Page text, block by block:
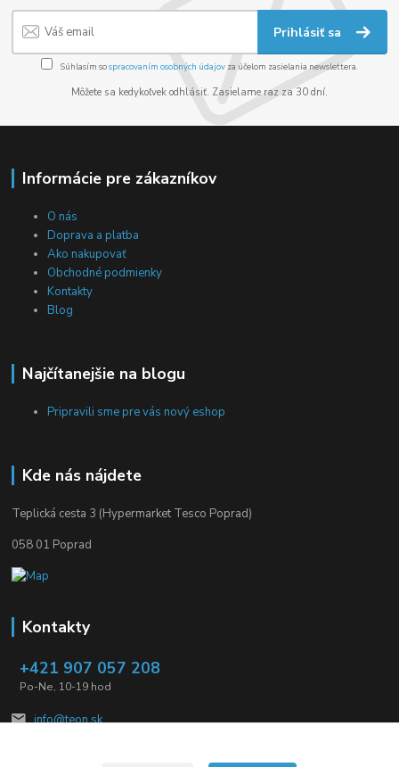
Prihlásiť sa
Súhlasím sospracovaním osobných údajov za účelom zasielania newslettera.
Môžete sa kedykoľvek odhlásiť. Zasielame raz za 30 dní.
Informácie pre zákazníkov
O nás
Doprava a platba
Ako nakupovať
Obchodné podmienky
Kontakty
Blog
Najčítanejšie na blogu
Pripravili sme pre vás nový eshop
Kde nás nájdete
Teplická cesta 3 (Hypermarket Tesco Poprad)
058 01 Poprad
Kontakty
+421 907 057 208
Po-Ne, 10-19 hod
info@teon.sk